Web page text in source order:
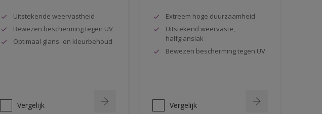
Uitstekende weervastheid
Bewezen bescherming tegen UV
Optimaal glans- en kleurbehoud
Vergelijk
Extreem hoge duurzaamheid
Uitstekend weervaste,
halfglanslak
Bewezen bescherming tegen UV
Vergelijk